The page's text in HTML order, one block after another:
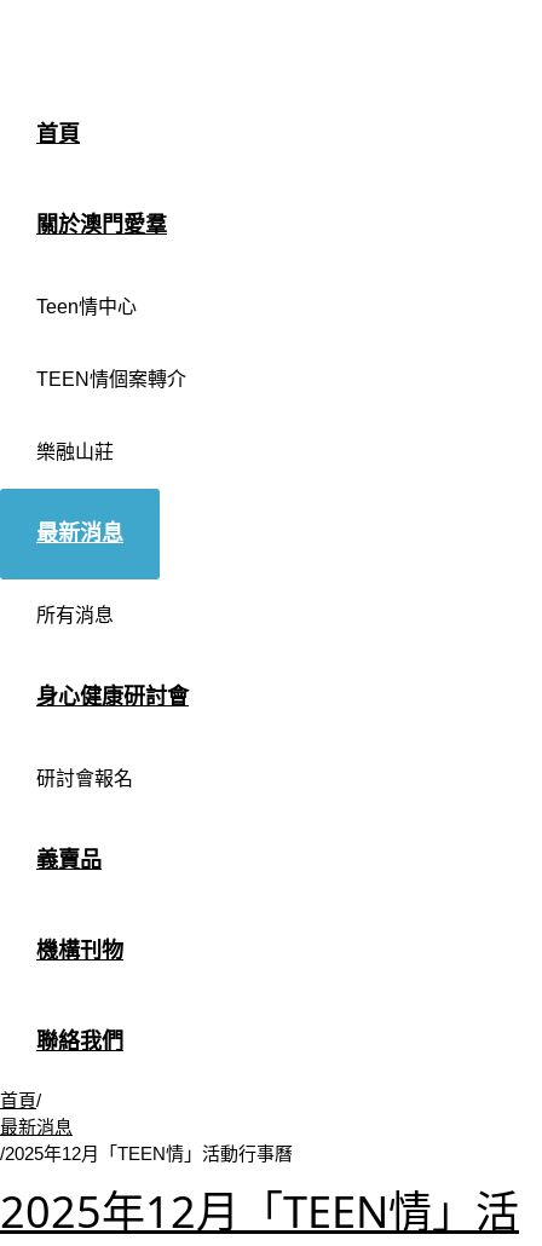
首頁
關於澳門愛羣
Teen情中心
TEEN情個案轉介
樂融山莊
最新消息
所有消息
身心健康研討會
研討會報名
義賣品
機構刊物
聯絡我們
首頁/
最新消息
/2025年12月「TEEN情」活動行事曆
2025年12月「TEEN情」活